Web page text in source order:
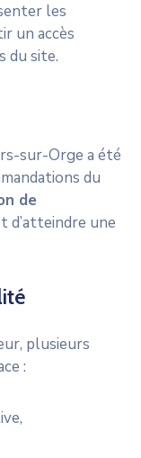
les
un accès
du site.
sur-Orge a été
du
de
d’atteindre une
plusieurs
: